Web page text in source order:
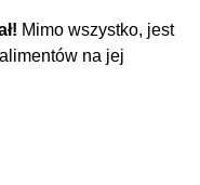
Mimo wszystko, jest
na jej